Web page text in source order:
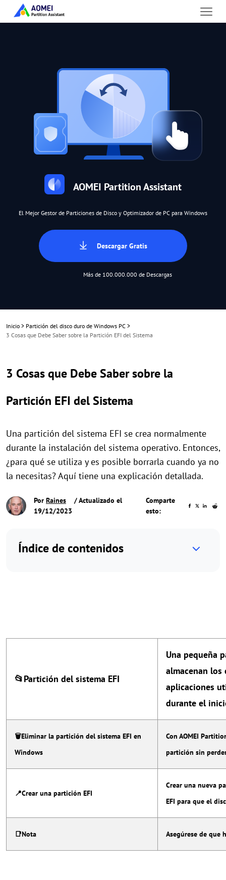
AOMEI Partition Assistant
El Mejor Gestor de Particiones de Disco y Optimizador de PC para Windows
Descargar Gratis
Más de 100.000.000 de Descargas
Inicio > Partición del disco duro de Windows PC >
3 Cosas que Debe Saber sobre la Partición EFI del Sistema
3 Cosas que Debe Saber sobre la
Partición EFI del Sistema
Una partición del sistema EFI se crea normalmente
durante la instalación del sistema operativo. Entonces,
¿para qué se utiliza y es posible borrarla cuando ya no
la necesitas? Aquí tiene una explicación detallada.
Por Raines
/ Actualizado el
19/12/2023
Comparte
esto:
Índice de contenidos
📂Partición del sistema EFI
Una pequeña
almacenan los
aplicaciones
durante el
🗑Eliminar la partición del sistema EFI en
Windows
Con AOMEI
partición sin
📍Crear una partición EFI
Crear una nueva
EFI para que el
📑Nota Asegúrese de que